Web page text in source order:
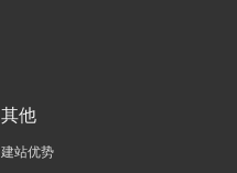
其他
建站优势